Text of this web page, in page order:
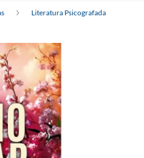
Literatura Psicografada